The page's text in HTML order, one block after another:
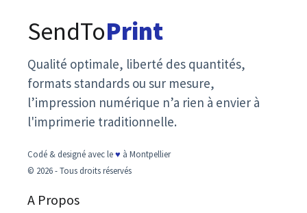
SendToPrint
Qualité optimale, liberté des quantités,
formats standards ou sur mesure,
l’impression numérique n’a rien à envier à
l'imprimerie traditionnelle.
Codé & designé avec le♥ à Montpellier
© 2026 - Tous droits réservés
A Propos